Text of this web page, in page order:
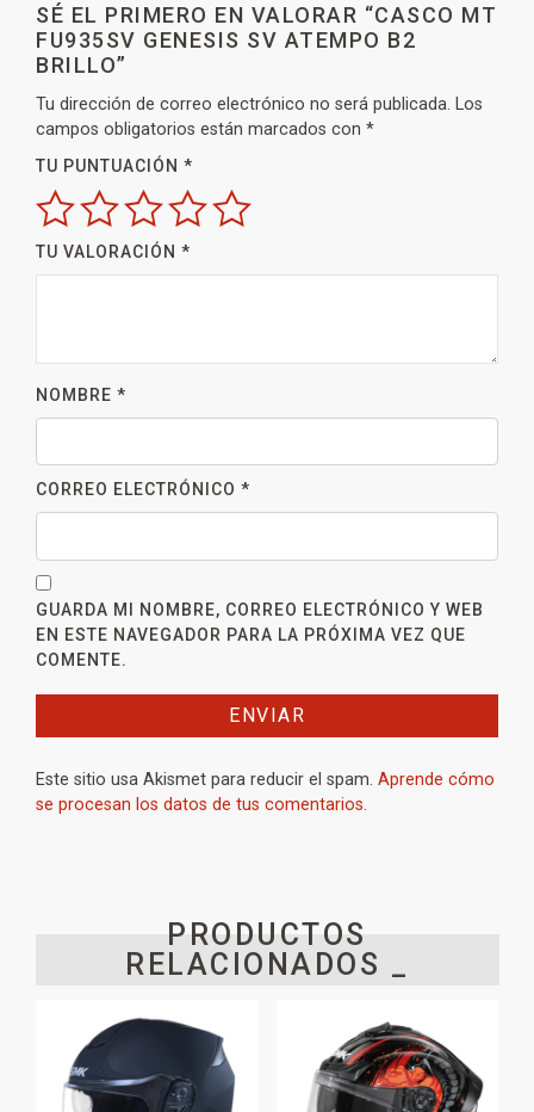
SÉ EL PRIMERO EN VALORAR “CASCO MT
FU935SV GENESIS SV ATEMPO B2
BRILLO”
Tu dirección de correo electrónico no será publicada. Los
campos obligatorios están marcados con *
TU PUNTUACIÓN *
TU VALORACIÓN *
NOMBRE *
CORREO ELECTRÓNICO *
GUARDA MI NOMBRE, CORREO ELECTRÓNICO Y WEB
EN ESTE NAVEGADOR PARA LA PRÓXIMA VEZ QUE
COMENTE.
Este sitio usa Akismet para reducir el spam. Aprende cómo
se procesan los datos de tus comentarios.
PRODUCTOS
RELACIONADOS _